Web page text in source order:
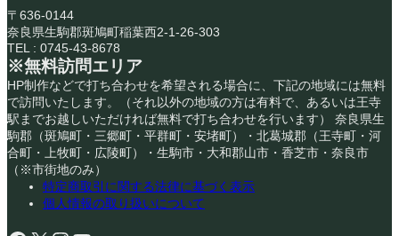
〒636-0144
奈良県生駒郡斑鳩町稲葉西2-1-26-303
TEL : 0745-43-8678
※無料訪問エリア
HP制作などで打ち合わせを希望される場合に、下記の地域には無料
で訪問いたします。（それ以外の地域の方は有料で、あるいは王寺
駅までお越しいただければ無料で打ち合わせを行います） 奈良県生
駒郡（斑鳩町・三郷町・平群町・安堵町）・北葛城郡（王寺町・河
合町・上牧町・広陵町）・生駒市・大和郡山市・香芝市・奈良市
（※市街地のみ）
特定商取引に関する法律に基づく表示
個人情報の取り扱いについて